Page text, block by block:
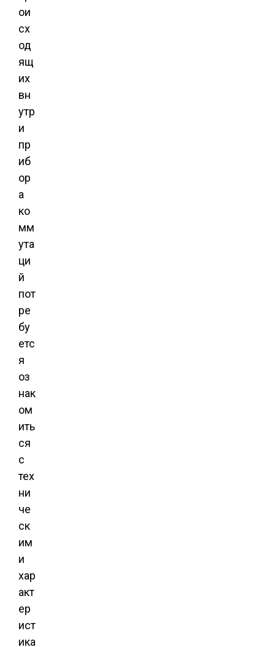
ои
сх
од
ящ
их
вн
утр
и
пр
иб
ор
а
ко
мм
ута
ци
й
пот
ре
бу
етс
я
оз
нак
ом
ить
ся
с
тех
ни
че
ск
им
и
хар
акт
ер
ист
ика